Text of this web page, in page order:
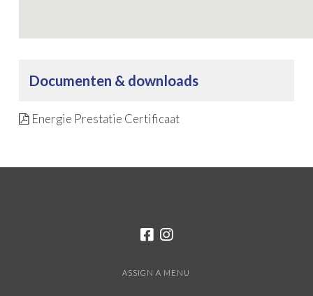
Documenten & downloads
Energie Prestatie Certificaat
ASSIGN A MENU